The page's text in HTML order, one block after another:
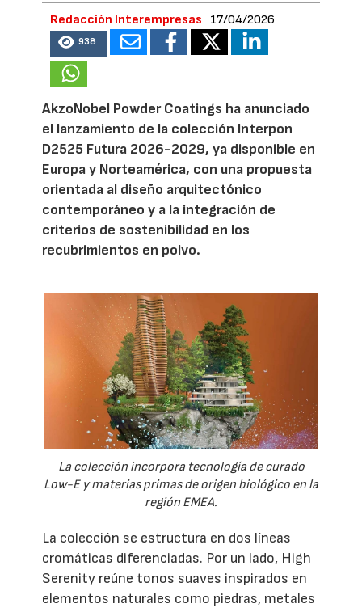
Redacción Interempresas 17/04/2026
938
AkzoNobel Powder Coatings ha anunciado
el lanzamiento de la colección Interpon
D2525 Futura 2026-2029, ya disponible en
Europa y Norteamérica, con una propuesta
orientada al diseño arquitectónico
contemporáneo y a la integración de
criterios de sostenibilidad en los
recubrimientos en polvo.
La colección incorpora tecnología de curado
Low-E y materias primas de origen biológico en la
región EMEA.
La colección se estructura en dos líneas
cromáticas diferenciadas. Por un lado, High
Serenity reúne tonos suaves inspirados en
elementos naturales como piedras, metales